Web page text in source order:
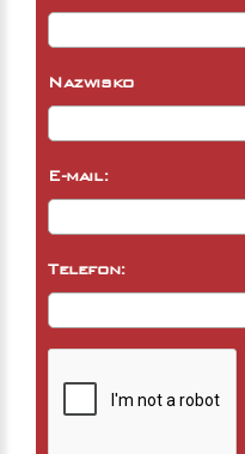
Nazwisko
E-mail:
Telefon: